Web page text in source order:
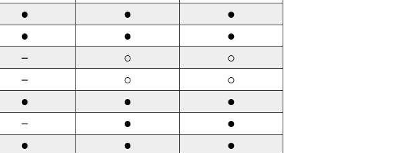
● ● ●
● ● ●
－ ○ ○
－ ○ ○
● ● ●
－ ● ●
● ● ●